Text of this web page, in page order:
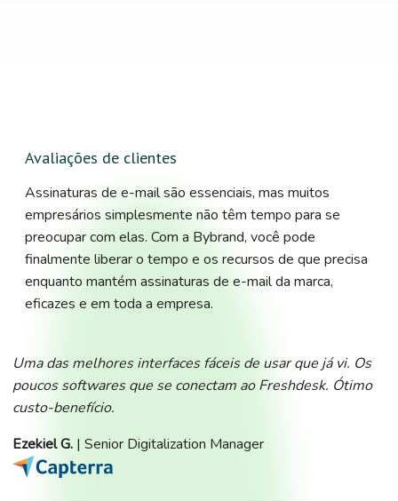
Avaliações de clientes
Assinaturas de e-mail são essenciais, mas muitos
empresários simplesmente não têm tempo para se
preocupar com elas. Com a Bybrand, você pode
finalmente liberar o tempo e os recursos de que precisa
enquanto mantém assinaturas de e-mail da marca,
eficazes e em toda a empresa.
Uma das melhores interfaces fáceis de usar que já vi. Os
poucos softwares que se conectam ao Freshdesk. Ótimo
custo-benefício.
Ezekiel G. | Senior Digitalization Manager